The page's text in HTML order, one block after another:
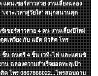
ดนเซอร์สาวสวย งานเลี้ยงฉลอง
เจาะเวลาสู่วัยใส' สนุกสนานสุด
เซอร์สาวสวย 4 คน งานเลี้ยงปีใหม่
เหวี่ยง กับ แอ๊ด มิวสิค โทร
ชิ้น ดนตรี 4 ชิ้น เวที+ไฟ และแดนซ์
น ฉลองความสำเร็จยอดทะลุเป้า
โทร 0867866022...โทรสอบถาม